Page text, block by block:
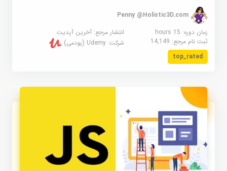
Penny @Holistic3D.com
زمان دوره: 15 hours
انتشار مرجع:آخرین آپدیت
ثبت نام مرجع:14,149 شرکت:Udemy (یودمی)
top_rated